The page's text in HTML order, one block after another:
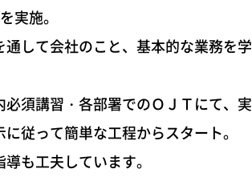
実施。
して会社のこと、基本的な業務を学
須講習・各部署でのＯＪＴにて、実
従って簡単な工程からスタート。
も工夫しています。